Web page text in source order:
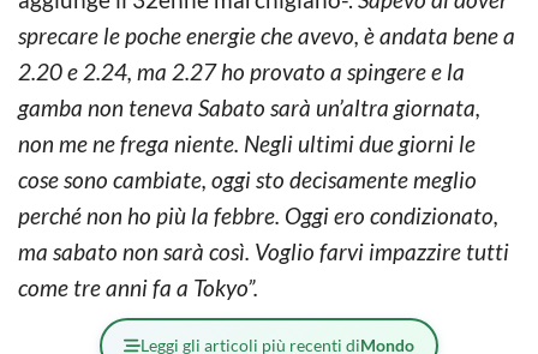
sprecare le poche energie che avevo, è andata bene a
2.20 e 2.24, ma 2.27 ho provato a spingere e la
gamba non teneva Sabato sarà un’altra giornata,
non me ne frega niente. Negli ultimi due giorni le
cose sono cambiate, oggi sto decisamente meglio
perché non ho più la febbre. Oggi ero condizionato,
ma sabato non sarà così. Voglio farvi impazzire tutti
come tre anni fa a Tokyo”.
Leggi gli articoli più recenti diMondo